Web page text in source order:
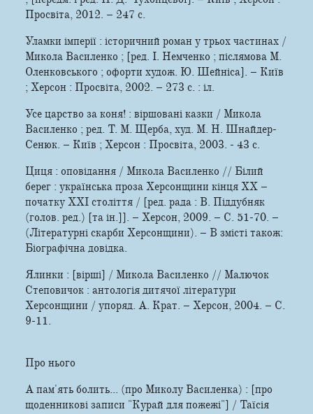
Просвіта, 2012. – 247 с.
Уламки імперії : історичний роман у трьох частинах /
Микола Василенко ; [ред. І. Немченко ; післямова М.
Оленковського ; офорти худож. Ю. Шейніса]. – Київ
; Херсон : Просвіта, 2002. – 273 с. : іл.
Усе царство за коня! : віршовані казки / Микола
Василенко ; ред. Т. М. Щерба, худ. М. Н. Шнайдер-
Сенюк. – Київ ; Херсон : Просвіта, 2003. - 43 с.
Циця : оповідання / Микола Василенко // Білий
берег : українська проза Херсонщини кінця ХХ –
початку ХХІ століття / [ред. рада : В. Піддубняк
(голов. ред.) [та ін.]]. – Херсон, 2009. – С. 51-70. –
(Літературні скарби Херсонщини). – В змісті також:
Біографічна довідка.
Ялинки : [вірші] / Микола Василенко // Малючок
Степовичок : антологія дитячої літератури
Херсонщини / упоряд. А. Крат. – Херсон, 2004. – С.
9-11.
Про нього
А пам'ять болить... (про Миколу Василенка) : [про
щоденникові записи "Курай для пожежі"] / Таїсія